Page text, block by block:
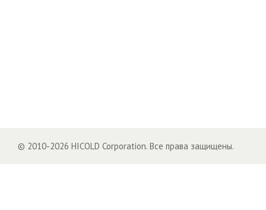
© 2010-2026 HICOLD Corporation. Все права защищены.